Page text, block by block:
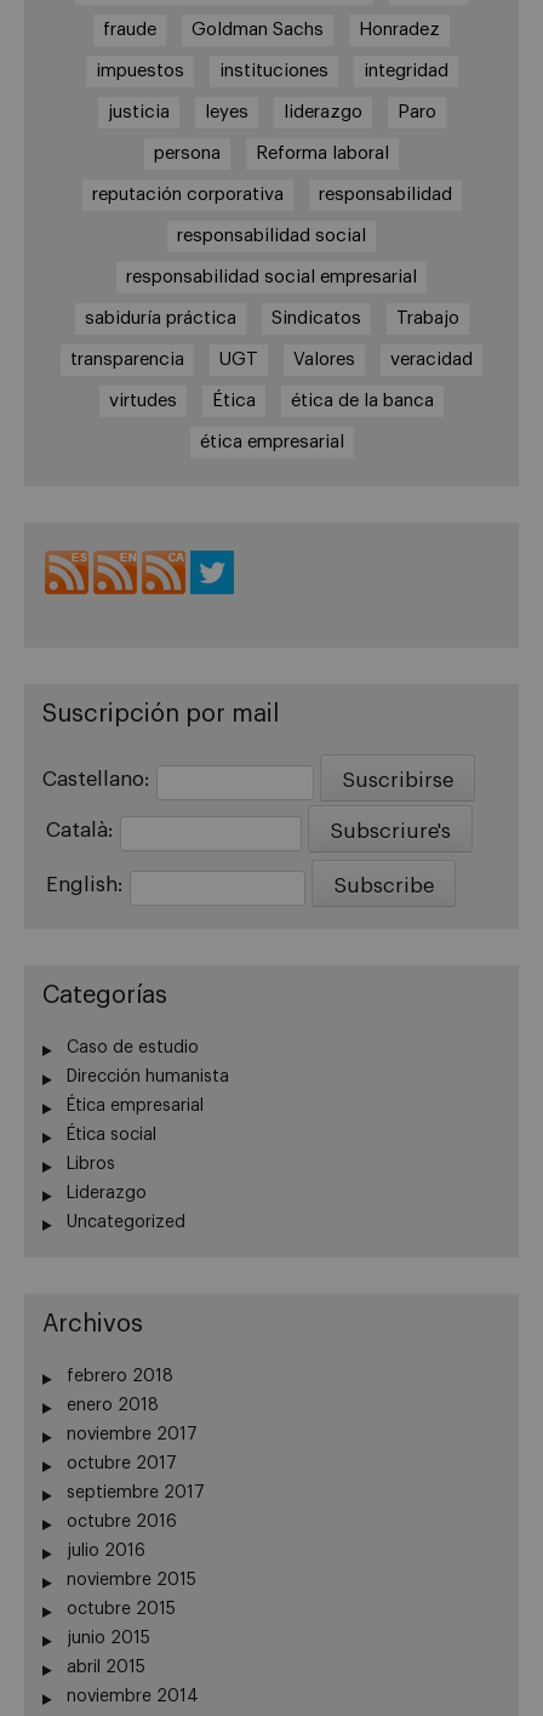
fraude Goldman Sachs Honradez
impuestos instituciones integridad
justicia leyes liderazgo Paro
persona Reforma laboral
reputación corporativa responsabilidad
responsabilidad social
responsabilidad social empresarial
sabiduría práctica Sindicatos Trabajo
transparencia UGT Valores veracidad
virtudes Ética ética de la banca
ética empresarial
Suscripción por mail
Castellano:
Català:
English:
Categorías
Caso de estudio
Dirección humanista
Ética empresarial
Ética social
Libros
Liderazgo
Uncategorized
Archivos
febrero 2018
enero 2018
noviembre 2017
octubre 2017
septiembre 2017
octubre 2016
julio 2016
noviembre 2015
octubre 2015
junio 2015
abril 2015
noviembre 2014